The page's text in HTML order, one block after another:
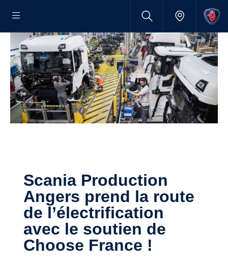
Scania Production
Angers prend la route
de l’électrification
avec le soutien de
Choose France !